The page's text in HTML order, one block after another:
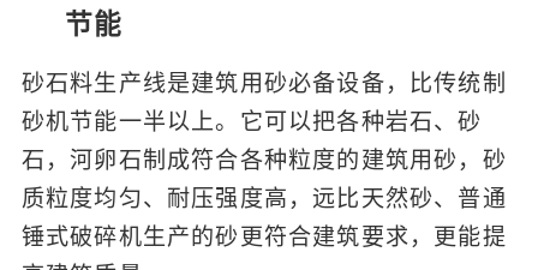
节能
砂石料生产线是建筑用砂必备设备，比传统制
砂机节能一半以上。它可以把各种岩石、砂
石，河卵石制成符合各种粒度的建筑用砂，砂
质粒度均匀、耐压强度高，远比天然砂、普通
锤式破碎机生产的砂更符合建筑要求，更能提